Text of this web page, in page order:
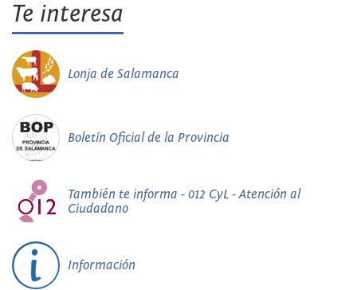
Te interesa
Lonja de Salamanca
Boletín Oficial de la Provincia
También te informa - 012 CyL - Atención al
Ciudadano
Información